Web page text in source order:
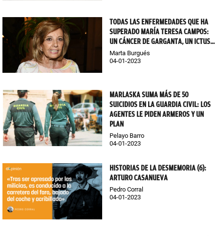
TODAS LAS ENFERMEDADES QUE HA
SUPERADO MARÍA TERESA CAMPOS:
UN CÁNCER DE GARGANTA, UN ICTUS...
Marta Burgués
04-01-2023
MARLASKA SUMA MÁS DE 50
SUICIDIOS EN LA GUARDIA CIVIL: LOS
AGENTES LE PIDEN ARMEROS Y UN
PLAN
Pelayo Barro
04-01-2023
HISTORIAS DE LA DESMEMORIA (6):
ARTURO CASANUEVA
Pedro Corral
04-01-2023